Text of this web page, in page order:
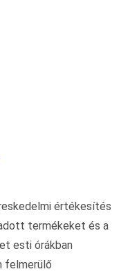
értékesítés
termékeket és a
esti órákban
felmerülő